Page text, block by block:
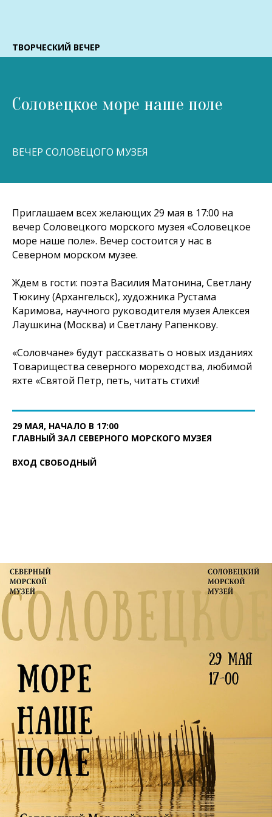
ТВОРЧЕСКИЙ ВЕЧЕР
Соловецкое море наше поле
ВЕЧЕР СОЛОВЕЦОГО МУЗЕЯ
Приглашаем всех желающих 29 мая в 17:00 на
вечер Соловецкого морского музея «Соловецкое
море наше поле». Вечер состоится у нас в
Северном морском музее.
Ждем в гости: поэта Василия Матонина, Светлану
Тюкину (Архангельск), художника Рустама
Каримова, научного руководителя музея Алексея
Лаушкина (Москва) и Светлану Рапенкову.
«Соловчане» будут рассказвать о новых изданиях
Товарищества северного мореходства, любимой
яхте «Святой Петр, петь, читать стихи!
29 МАЯ, НАЧАЛО В 17:00
ГЛАВНЫЙ ЗАЛ СЕВЕРНОГО МОРСКОГО МУЗЕЯ
ВХОД СВОБОДНЫЙ